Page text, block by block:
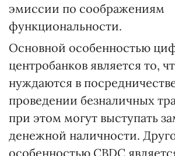
эмиссии по соображениям
функциональности.
Основной особенностью
центробанков является то,
нуждаются в
проведении безналичных
при этом могут выступать
денежной наличности.
особенностью CBDC